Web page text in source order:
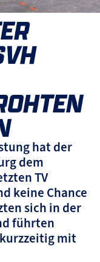
hat der
dem
TV
keine Chance
sich in der
führten
mit